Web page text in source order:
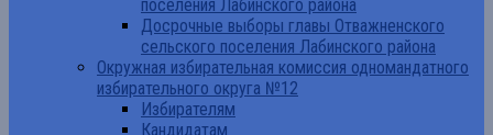
поселения Лабинского района
Досрочные выборы главы Отважненского
сельского поселения Лабинского района
Окружная избирательная комиссия одномандатного
избирательного округа №12
Избирателям
Кандидатам